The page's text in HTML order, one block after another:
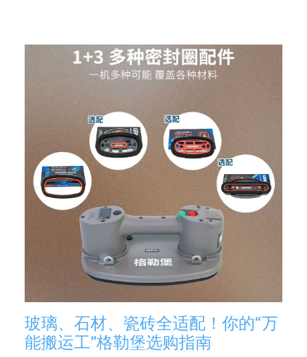
玻璃、石材、瓷砖全适配！你的“万
能搬运工”格勒堡选购指南